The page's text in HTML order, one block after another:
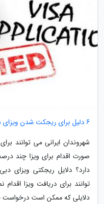
6 دلیل برای ریجکت شدن ویزای دبی
شهروندان ایرانی می توانند
صورت اقدام برای ویزا چند
دارد؟ دلایل ریجکتی ویزای
توانند برای دریافت ویزا
دلایلی که ممکن است درخواست